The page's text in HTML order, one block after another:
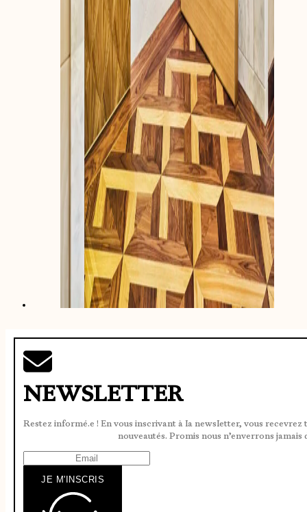
NEWSLETTER
Restez informé.e ! En vous inscrivant à la newsletter, vous
nouveautés. Promis nous n’enverrons jamais
JE M'INSCRIS